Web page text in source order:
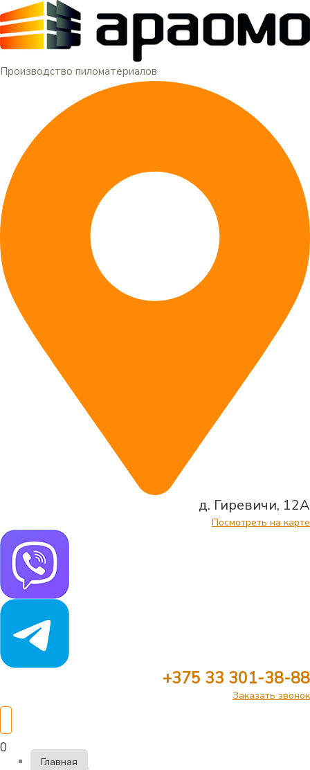
Производство пиломатериалов
д. Гиревичи, 12А
Посмотреть на карте
+375 33 301-38-88
Заказать звонок
0
Меню
Главная
Перейти
к
содержимому